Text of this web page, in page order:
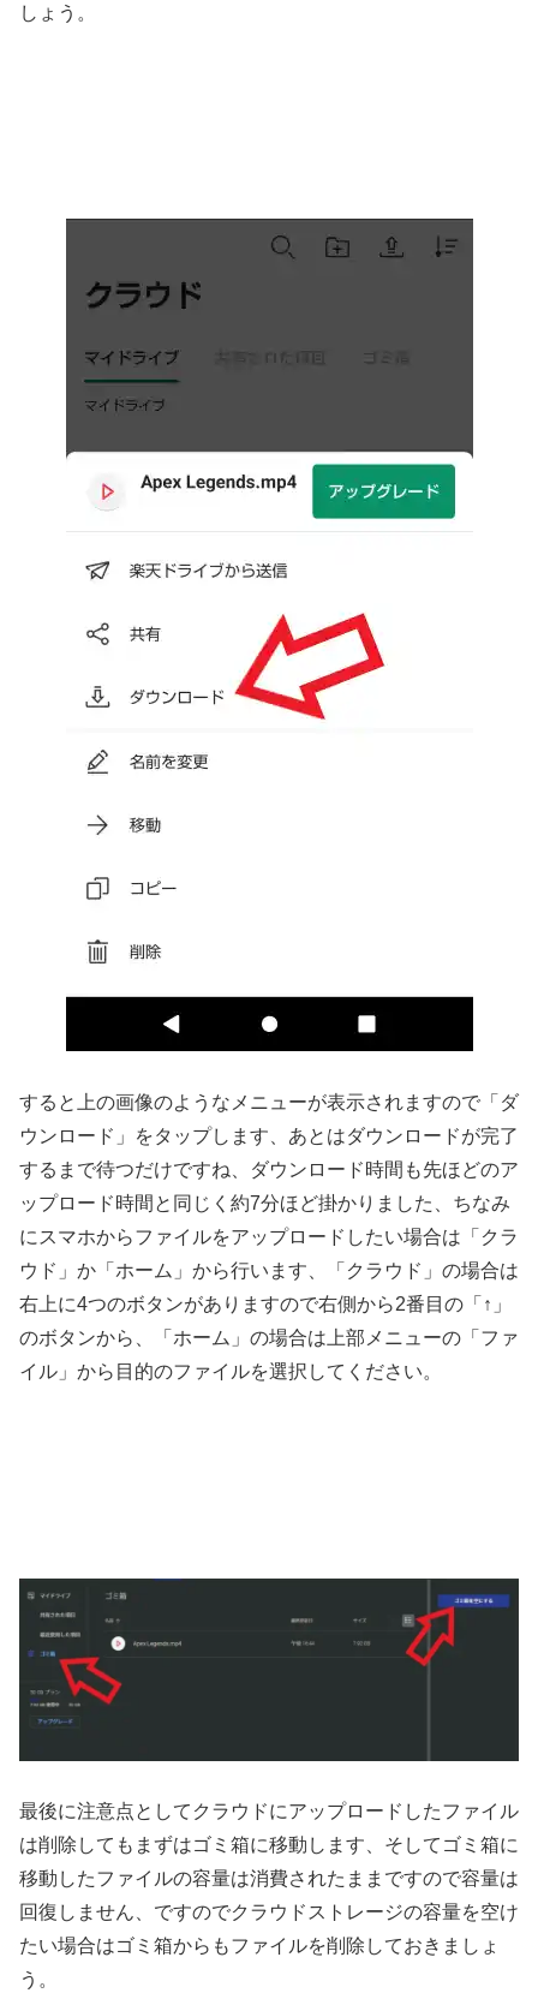
しょう。
すると上の画像のようなメニューが表示されますので「ダ
ウンロード」をタップします、あとはダウンロードが完了
するまで待つだけですね、ダウンロード時間も先ほどのア
ップロード時間と同じく約7分ほど掛かりました、ちなみ
にスマホからファイルをアップロードしたい場合は「クラ
ウド」か「ホーム」から行います、「クラウド」の場合は
右上に4つのボタンがありますので右側から2番目の「↑」
のボタンから、「ホーム」の場合は上部メニューの「ファ
イル」から目的のファイルを選択してください。
最後に注意点としてクラウドにアップロードしたファイル
は削除してもまずはゴミ箱に移動します、そしてゴミ箱に
移動したファイルの容量は消費されたままですので容量は
回復しません、ですのでクラウドストレージの容量を空け
たい場合はゴミ箱からもファイルを削除しておきましょ
う。